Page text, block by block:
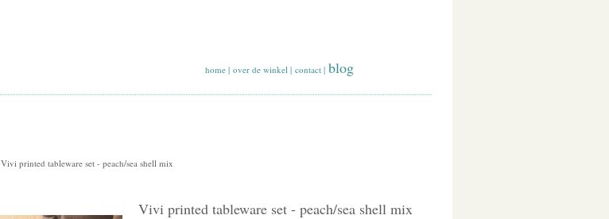
home | over de winkel | contact | blog
Vivi printed tableware set - peach/sea shell mix
Vivi printed tableware set - peach/sea shell mix